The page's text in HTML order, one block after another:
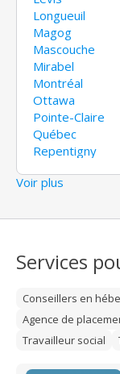
Longueuil
Magog
Mascouche
Mirabel
Montréal
Ottawa
Pointe-Claire
Québec
Repentigny
Voir plus
Services
Conseillers en
Agence de
Travailleur social